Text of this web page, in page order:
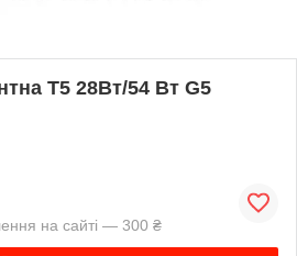
Т5 28Вт/54 Вт G5
на сайті — 300 ₴